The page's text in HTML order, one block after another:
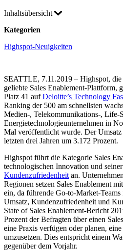
Inhaltsübersicht
Kategorien
Highspot-Neuigkeiten
SEATTLE, 7.11.2019 – Highspot,
geliebte Sales Enablement-Plattform,
Platz 41 aufDeloitte’s Technology
Ranking der 500 am schnellsten
Medien-, Telekommunikations-, Life-
Energietechnologieunternehmen in
Mal veröffentlicht wurde. Der
letzten drei Jahren um 3.172 Prozent.
Highspot führt die Kategorie Sales
technologischen Innovation und
Kundenzufriedenheit an.
Regionen setzen Sales Enablement
ein, da führende Go-to-Market-
Umsatz, Kundenzufriedenheit und
State of Sales Enablement-Bericht
Prozent der Befragten über einen
eine Praxis verfügen oder planen,
umzusetzen. Dies entspricht einem
gegenüber dem Vorjahr.